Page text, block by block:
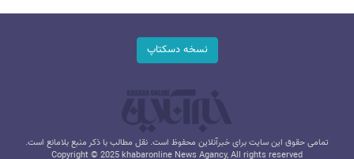
نسخه دسکتاپ
تمامی حقوق این سایت برای خبرآنلاین محفوظ است. نقل مطالب با ذکر منبع بلامانع است.
Copyright © 2025 khabaronline News Agancy, All rights reserved